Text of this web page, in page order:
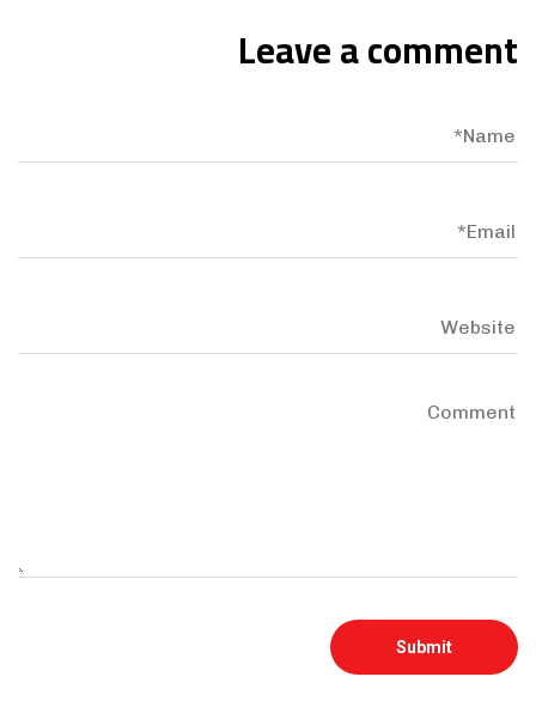
Leave a comment